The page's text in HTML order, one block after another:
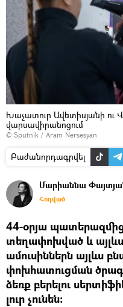
Խաչատուր Ավետիսյանի ու
վարսավիրանոցում
© Sputnik / Aram Nersesyan
Բաժանորդագրվել
Մարիաննա
Հոդված
44-օրյա
տեղափոխված և
ամուսիններն այլևս
փոխհատուցման
ձեռք բերելու
լուր չունեն։